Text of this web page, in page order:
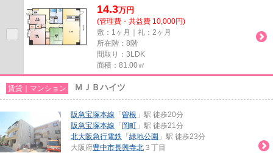
14.3万円
(管理費・共益費 10,000円)
敷：1ヶ月｜礼：2ヶ月
所在階：8階
間取り：3LDK
面積：81.00㎡
賃貸｜マンション ＭＪＢハイツ
阪急宝塚本線 「 曽根 」駅 徒歩20分
阪急宝塚本線 「 岡町 」駅 徒歩21分
北大阪急行電鉄 「 緑地公園 」駅 徒歩23分
大阪府豊中市長興寺北 ３丁目